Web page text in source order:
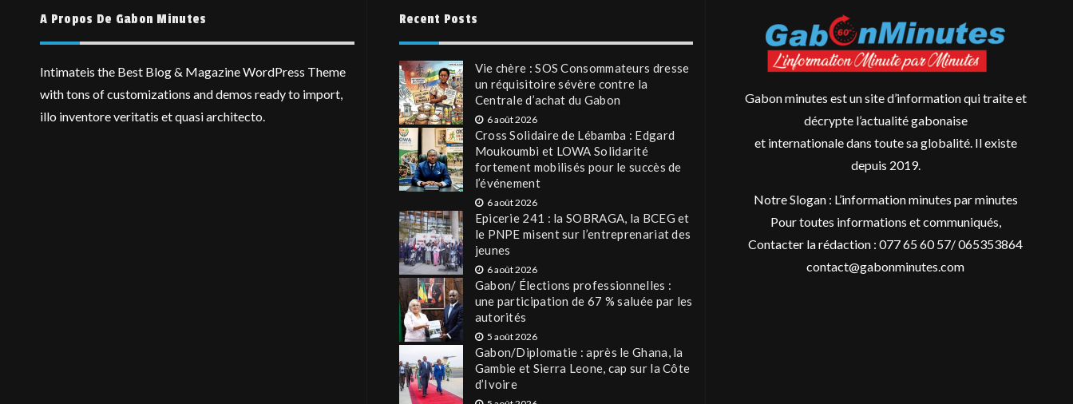
A Propos De Gabon Minutes
Intimateis the Best Blog & Magazine WordPress Theme
with tons of customizations and demos ready to import,
illo inventore veritatis et quasi architecto.
Recent Posts
Vie chère : SOS Consommateurs dresse
un réquisitoire sévère contre la
Centrale d’achat du Gabon
6 août 2026
Cross Solidaire de Lébamba : Edgard
Moukoumbi et LOWA Solidarité
fortement mobilisés pour le succès de
l’événement
6 août 2026
Epicerie 241 : la SOBRAGA, la BCEG et
le PNPE misent sur l’entreprenariat des
jeunes
6 août 2026
Gabon/ Élections professionnelles :
une participation de 67 % saluée par les
autorités
5 août 2026
Gabon/Diplomatie : après le Ghana, la
Gambie et Sierra Leone, cap sur la Côte
d’Ivoire
Gabon minutes est un site d’information qui traite et
décrypte l’actualité gabonaise
et internationale dans toute sa globalité. Il existe
depuis 2019.
Notre Slogan : L’information minutes par minutes
Pour toutes informations et communiqués,
Contacter la rédaction : 077 65 60 57/ 065353864
contact@gabonminutes.com